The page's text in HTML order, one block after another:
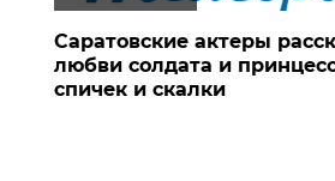
Саратовские актеры
любви солдата и
спичек и скалки